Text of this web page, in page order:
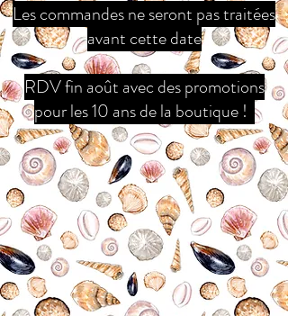
Les commandes ne seront pas traitées
avant cette date
RDV fin août avec des promotions
pour les 10 ans de la boutique !